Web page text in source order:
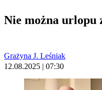
Nie można urlopu
Grażyna J. Leśniak
12.08.2025 | 07:30